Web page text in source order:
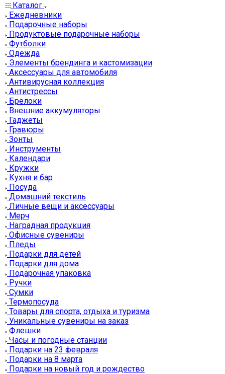
Каталог
Ежедневники
Подарочные наборы
Продуктовые подарочные наборы
Футболки
Одежда
Элементы брендинга и кастомизации
Аксессуары для автомобиля
Антивирусная коллекция
Антистрессы
Брелоки
Внешние аккумуляторы
Гаджеты
Гравюры
Зонты
Инструменты
Календари
Кружки
Кухня и бар
Посуда
Домашний текстиль
Личные вещи и аксессуары
Мерч
Наградная продукция
Офисные сувениры
Пледы
Подарки для детей
Подарки для дома
Подарочная упаковка
Ручки
Сумки
Термопосуда
Товары для спорта, отдыха и туризма
Уникальные сувениры на заказ
Флешки
Часы и погодные станции
Подарки на 23 февраля
Подарки на 8 марта
Подарки на новый год и рождество